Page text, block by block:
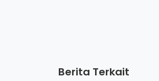
Berita Terkait